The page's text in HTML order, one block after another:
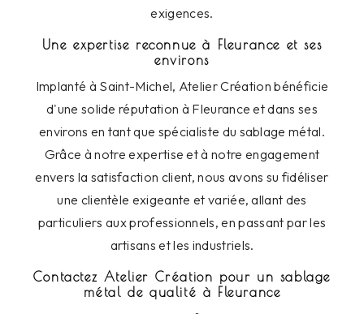
exigences.
Une expertise reconnue à Fleurance et ses
environs
Implanté à Saint-Michel, Atelier Création bénéficie
d'une solide réputation à Fleurance et dans ses
environs en tant que spécialiste du sablage métal.
Grâce à notre expertise et à notre engagement
envers la satisfaction client, nous avons su fidéliser
une clientèle exigeante et variée, allant des
particuliers aux professionnels, en passant par les
artisans et les industriels.
Contactez Atelier Création pour un sablage
métal de qualité à Fleurance